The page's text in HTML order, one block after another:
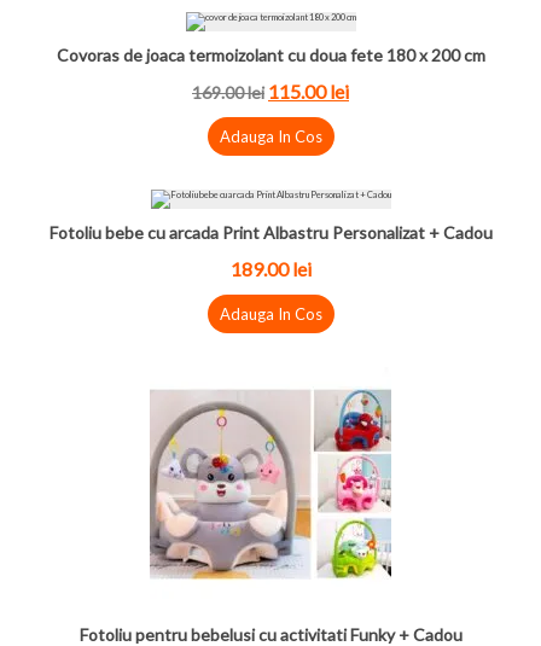
Covoras de joaca termoizolant cu doua fete 180 x 200 cm
169.00 lei 115.00 lei
Adauga In Cos
Fotoliu bebe cu arcada Print Albastru Personalizat + Cadou
189.00 lei
Adauga In Cos
Fotoliu pentru bebelusi cu activitati Funky + Cadou